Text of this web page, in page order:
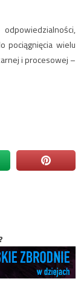
pociągnięcia wielu
i procesowej –